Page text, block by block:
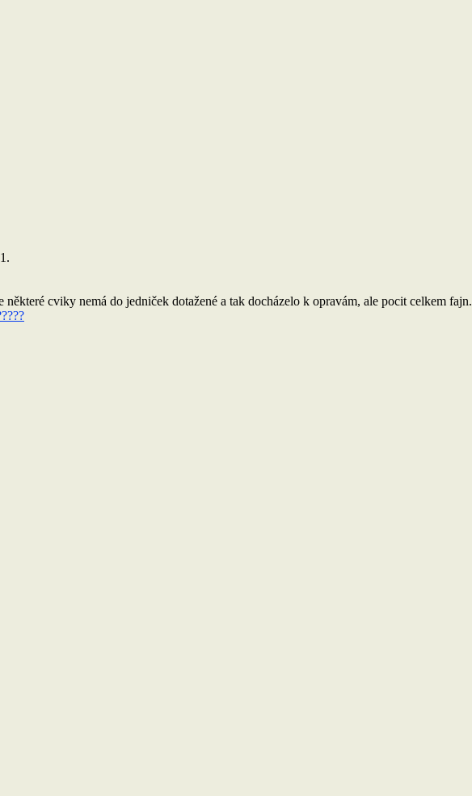
cviky nemá do jedniček dotažené a tak docházelo k opravám, ale pocit celkem fajn.